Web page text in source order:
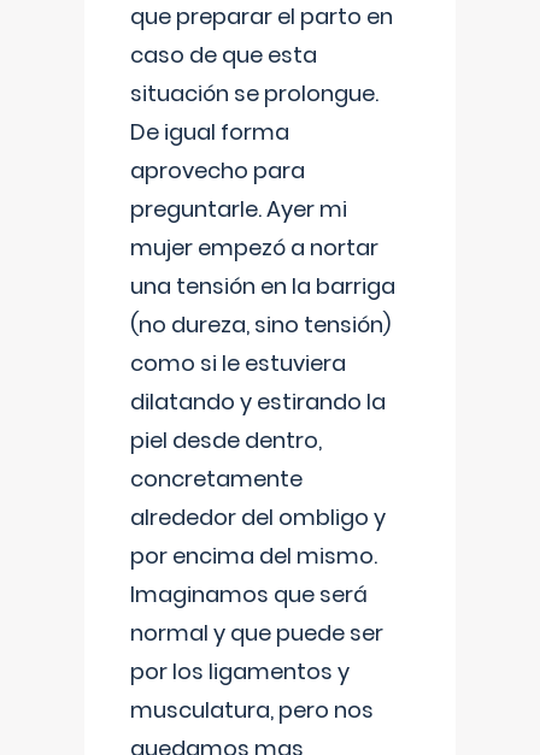
que preparar el parto en
caso de que esta
situación se prolongue.
De igual forma
aprovecho para
preguntarle. Ayer mi
mujer empezó a nortar
una tensión en la barriga
(no dureza, sino tensión)
como si le estuviera
dilatando y estirando la
piel desde dentro,
concretamente
alrededor del ombligo y
por encima del mismo.
Imaginamos que será
normal y que puede ser
por los ligamentos y
musculatura, pero nos
quedamos mas